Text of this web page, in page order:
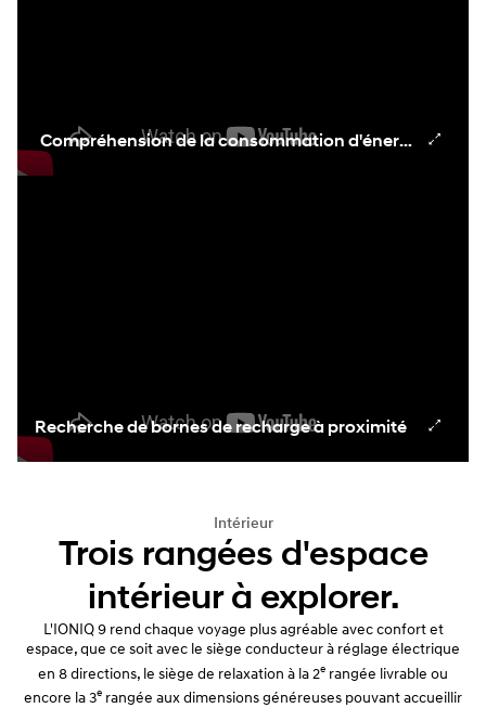
Compréhension de la consommation d'énergie
Recherche de bornes de recharge à proximité
Intérieur
Trois rangées d'espace
intérieur à explorer.
L'IONIQ 9 rend chaque voyage plus agréable avec confort et
espace, que ce soit avec le siège conducteur à réglage électrique
en 8 directions, le siège de relaxation à la 2e rangée livrable ou
encore la 3e rangée aux dimensions généreuses pouvant accueillir